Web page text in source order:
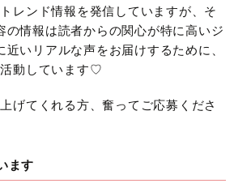
レンド情報を発信していますが、そ
の情報は読者からの関心が特に高いジ
近いリアルな声をお届けするために、
活動しています♡
げてくれる方、奮ってご応募くださ
ます